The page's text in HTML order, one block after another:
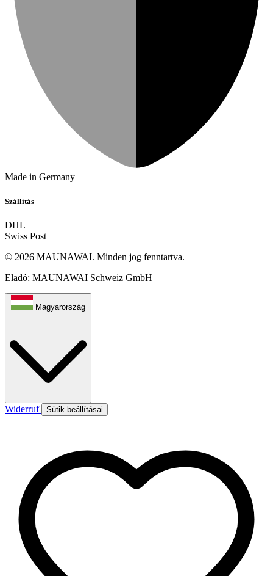
Made in Germany
Szállítás
DHL
Swiss Post
© 2026 MAUNAWAI. Minden jog fenntartva.
Eladó: MAUNAWAI Schweiz GmbH
Magyarország
Widerruf Sütik beállításai